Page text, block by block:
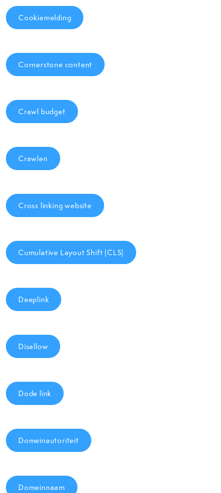
Cookiemelding
Cornerstone content
Crawl budget
Crawlen
Cross linking website
Cumulative Layout Shift (CLS)
Deeplink
Disallow
Dode link
Domeinautoriteit
Domeinnaam